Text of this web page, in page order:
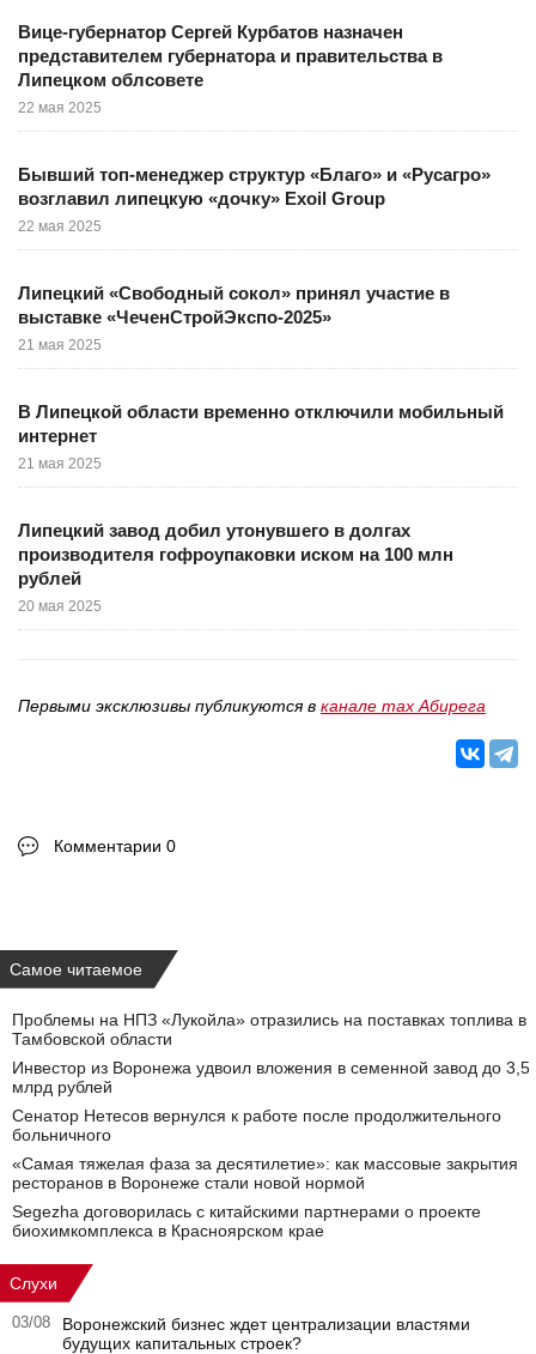
Вице-губернатор Сергей Курбатов назначен
представителем губернатора и правительства в
Липецком облсовете
22 мая 2025
Бывший топ-менеджер структур «Благо» и «Русагро»
возглавил липецкую «дочку» Exoil Group
22 мая 2025
Липецкий «Свободный сокол» принял участие в
выставке «ЧеченСтройЭкспо-2025»
21 мая 2025
В Липецкой области временно отключили мобильный
интернет
21 мая 2025
Липецкий завод добил утонувшего в долгах
производителя гофроупаковки иском на 100 млн
рублей
20 мая 2025
Первыми эксклюзивы публикуются в канале max Абирега
Комментарии 0
Самое читаемое
Проблемы на НПЗ «Лукойла» отразились на поставках топлива в
Тамбовской области
Инвестор из Воронежа удвоил вложения в семенной завод до 3,5
млрд рублей
Сенатор Нетесов вернулся к работе после продолжительного
больничного
«Самая тяжелая фаза за десятилетие»: как массовые закрытия
ресторанов в Воронеже стали новой нормой
Segezha договорилась с китайскими партнерами о проекте
биохимкомплекса в Красноярском крае
Слухи
03/08
Воронежский бизнес ждет централизации властями
будущих капитальных строек?